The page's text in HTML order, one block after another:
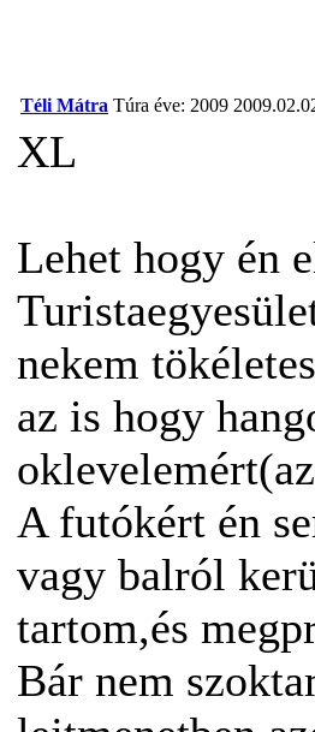
Téli Mátra Túra éve: 2009
XL
Lehet hogy én
nekem
az is hogy
A futókért én
vagy balról
tartom,és
Bár nem